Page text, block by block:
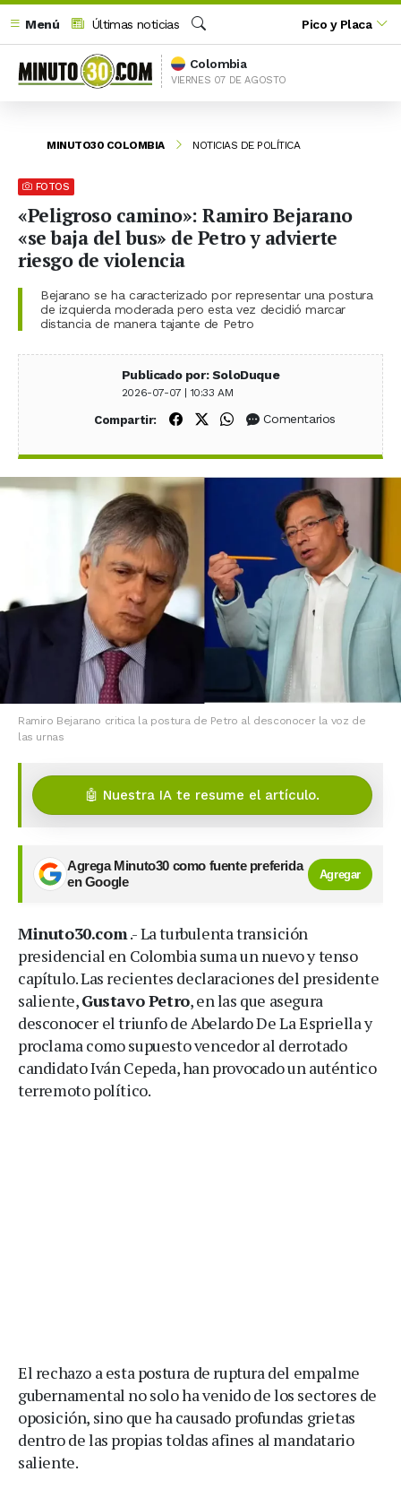
Menú
Últimas noticias
Buscar
Pico y Placa
Colombia
VIERNES 07 DE AGOSTO
MINUTO30 COLOMBIA NOTICIAS DE POLÍTICA
FOTOS
«Peligroso camino»: Ramiro Bejarano
«se baja del bus» de Petro y advierte
riesgo de violencia
Bejarano se ha caracterizado por representar una postura
de izquierda moderada pero esta vez decidió marcar
distancia de manera tajante de Petro
Publicado por: SoloDuque
2026-07-07 | 10:33 AM
Compartir: Compartir en Facebook
Compartir en X (Twitter)
Compartir en WhatsApp
Comentarios
Ramiro Bejarano critica la postura de Petro al desconocer la voz de
las urnas
🤖 Nuestra IA te resume el artículo.
Agrega Minuto30 como fuente preferida
en Google
Agregar
Minuto30.com.- La turbulenta transición
presidencial en Colombia suma un nuevo y tenso
capítulo. Las recientes declaraciones del presidente
saliente,Gustavo Petro, en las que asegura
desconocer el triunfo de Abelardo De La Espriella y
proclama como supuesto vencedor al derrotado
candidato Iván Cepeda, han provocado un auténtico
terremoto político.
El rechazo a esta postura de ruptura del empalme
gubernamental no solo ha venido de los sectores de
oposición, sino que ha causado profundas grietas
dentro de las propias toldas afines al mandatario
saliente.